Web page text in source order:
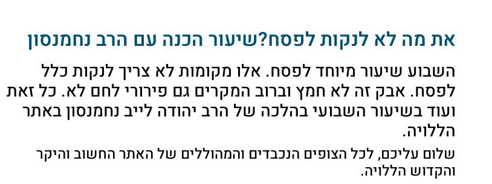
את מה לא לנקות לפסח?שיעור הכנה עם הרב נחמנסון
השבוע שיעור מיוחד לפסח. אלו מקומות לא צריך לנקות כלל
לפסח. אבק זה לא חמץ וברוב המקרים גם פירורי לחם לא. כל זאת
ועוד בשיעור השבועי בהלכה של הרב יהודה לייב נחמנסון באתר
הללויה.
שלום עליכם, לכל הצופים הנכבדים והמהוללים של האתר החשוב והיקר
והקדוש הללויה.